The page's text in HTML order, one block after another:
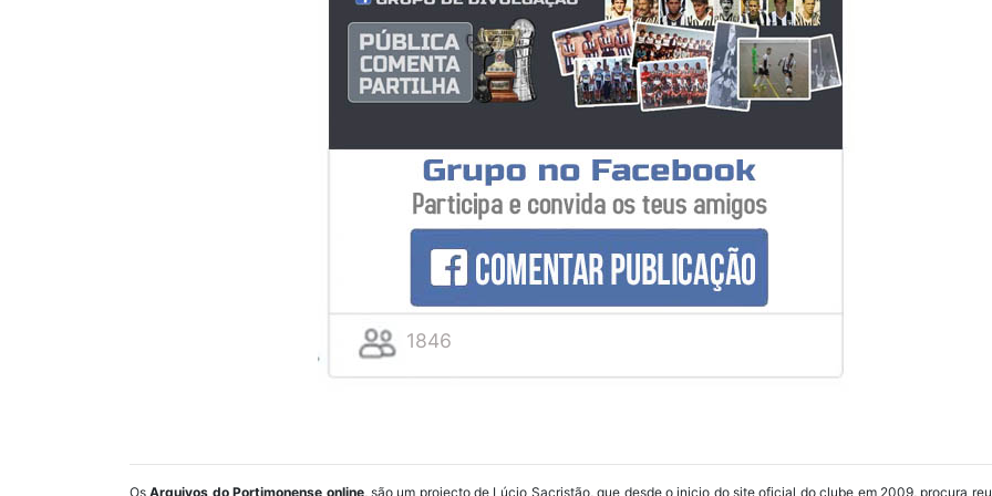
1846
OsArquivos do Portimonense online, são um projecto de Lúcio Sacristão, que desde o inicio do site oficial do clube em 2009, procura